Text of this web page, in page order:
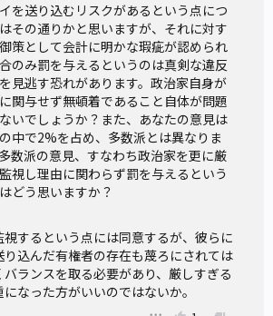
を送り込むリスクがあるという点につ
その通りかと思いますが、それに対す
策として会計に明かな瑕疵が認められ
のみ罰を与えるというのは真剣な違反
見逃す恐れがあります。政治家自身が
関与せず無頓着であること自体が問題
いでしょうか？また、あなたの意見は
中で2%を占め、多数派とは異なりま
数派の意見、すなわち政治家を更に厳
視し理由に関わらず罰を与えるという
どう思いますか？
するという点には同意するが、彼らに
込んだ有権者の存在も蔑ろにされては
ランスを取る必要があり、厳しすぎる
なった方がいいのではないか。